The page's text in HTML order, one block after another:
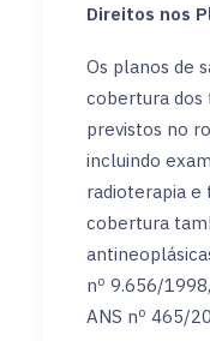
Direitos nos
Os planos de
cobertura
previstos no
incluindo
radioterapia e
cobertura
nº 9.656/
ANS nº 465/